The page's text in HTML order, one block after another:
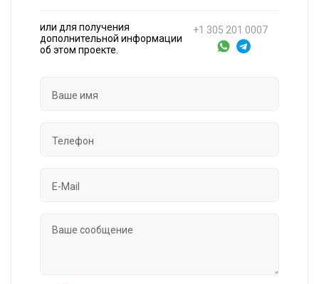
или для получения
дополнительной информации
об этом проекте.
+1 305 201 0007